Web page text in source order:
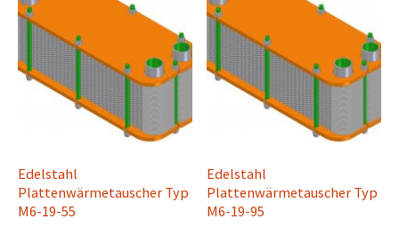
Edelstahl
Plattenwärmetauscher Typ
M6-19-55
Edelstahl
Plattenwärmetauscher Typ
M6-19-95